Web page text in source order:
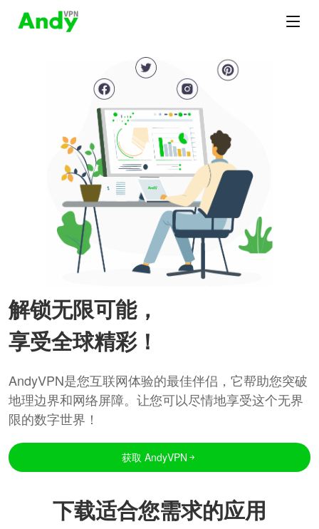
解锁无限可能，
享受全球精彩！
AndyVPN是您互联网体验的最佳伴侣，它帮助您突破
地理边界和网络屏障。让您可以尽情地享受这个无界
限的数字世界！
获取 AndyVPN
下载适合您需求的应用